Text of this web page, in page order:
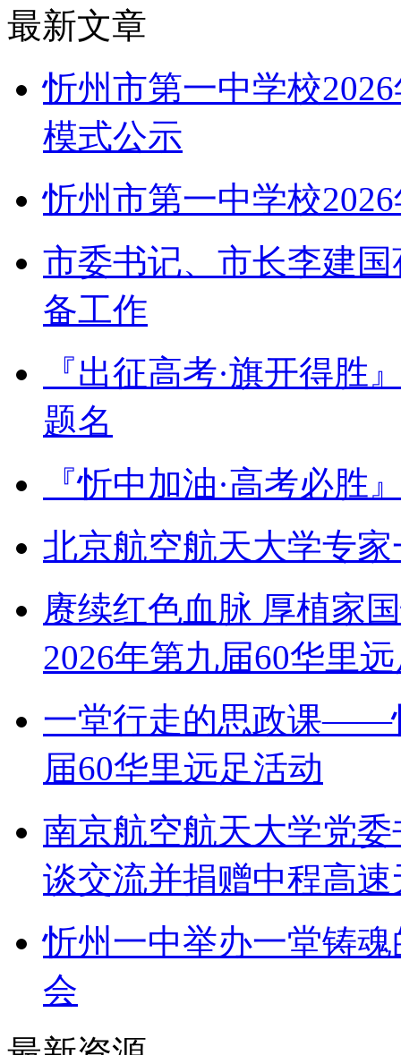
最新文章
忻州市第一中学校
模式公示
忻州市第一中学校
市委书记、市长李建
备工作
『出征高考·旗开得胜
题名
『忻中加油·高考必胜
北京航空航天大学专
赓续红色血脉 厚植家
2026年第九届60华里
一堂行走的思政课——
届60华里远足活动
南京航空航天大学党
谈交流并捐赠中程高
忻州一中举办一堂铸
会